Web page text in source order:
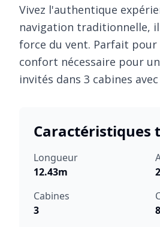
Vivez l'authentique
navigation traditionnelle,
force du vent. Parfait
confort nécessaire pour
invités dans 3 cabines
Caractéristiques
Longueur
12.43m
Cabines
3
8